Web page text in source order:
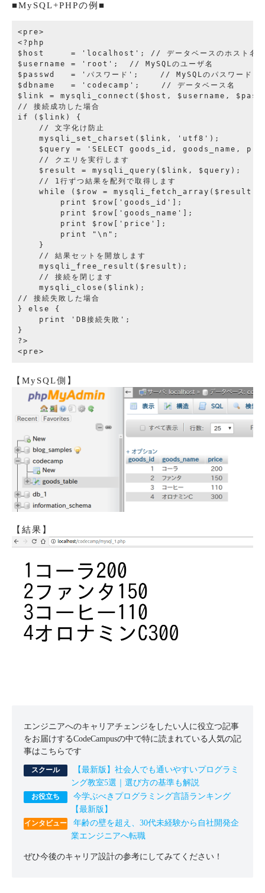
■MySQL+PHPの例■
<pre>
<?php
$host     = 'localhost'; // データベースのホスト名又
$username = 'root';  // MySQLのユーザ名
$passwd   = 'パスワード';    // MySQLのパスワード
$dbname   = 'codecamp';    // データベース名
$link = mysqli_connect($host, $username,
// 接続成功した場合
if ($link) {
    // 文字化け防止
    mysqli_set_charset($link, 'utf8');
$query = 'SELECT goods_id, goods_name,
    // クエリを実行します
    $result = mysqli_query($link, $query);
    // 1行ずつ結果を配列で取得します
while ($row = mysqli_fetch_array($result))
        print $row['goods_id'];
        print $row['goods_name'];
        print $row['price'];
        print "\n";
    }
    // 結果セットを開放します
    mysqli_free_result($result);
    // 接続を閉じます
    mysqli_close($link);
// 接続失敗した場合
} else {
    print 'DB接続失敗';
}
?>
【MySQL側】
【結果】
エンジニアへのキャリアチェンジをしたい人に役立つ記事
をお届けするCodeCampusの中で特に読まれている人気の記
事はこちらです
【最新版】社会人でも通いやすいプログラミ
ング教室5選｜選び方の基準も解説
今学ぶべきプログラミング言語ランキング
【最新版】
年齢の壁を超え、30代未経験から自社開発企
業エンジニアへ転職
ぜひ今後のキャリア設計の参考にしてみてください！